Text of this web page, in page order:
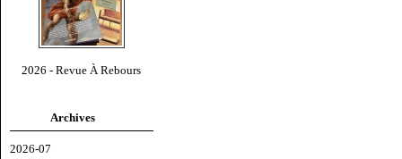
2026 - Revue À Rebours
Archives
2026-07